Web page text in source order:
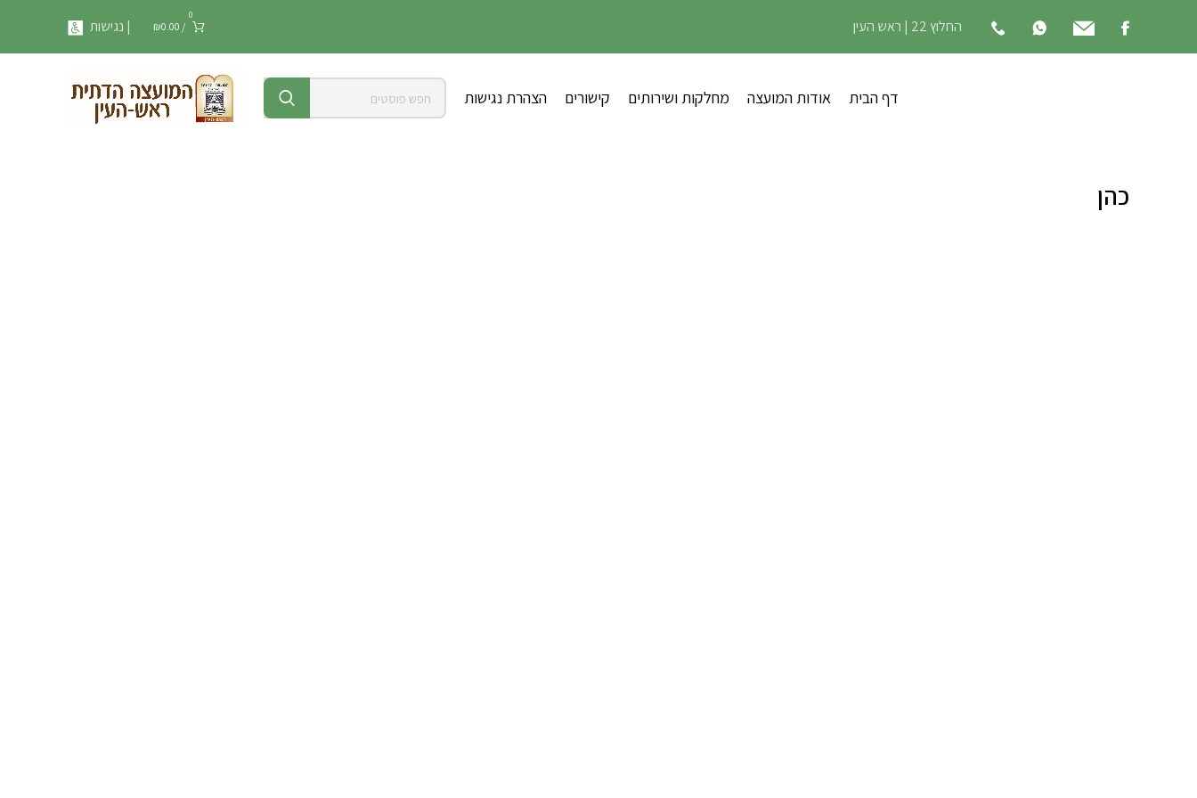
החלוץ 22 | ראש העין
0
/
₪0.00 | נגישות
דף הבית אודות המועצה מחלקות ושירותים קישורים הצהרת נגישות
כהן